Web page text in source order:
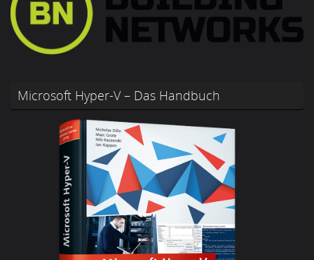
Microsoft Hyper-V – Das Handbuch